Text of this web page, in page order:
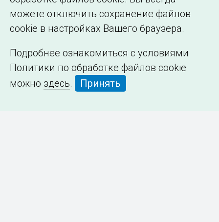
можете отключить сохранение файлов
cookie в настройках Вашего браузера.
Подробнее ознакомиться с условиями
Политики по обработке файлов cookie
можно здесь. Принять